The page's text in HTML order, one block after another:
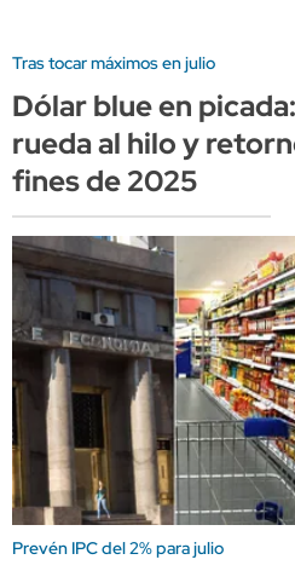
Tras tocar máximos en julio
Dólar blue en
rueda al hilo y
fines de 2025
Prevén IPC del 2% para julio